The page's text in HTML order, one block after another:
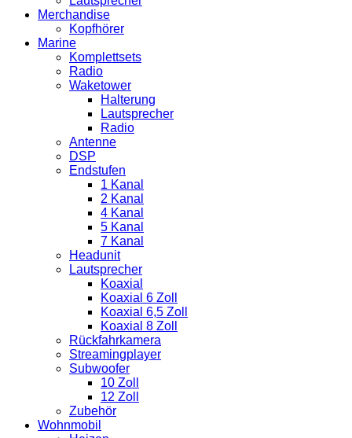
Merchandise
Kopfhörer
Marine
Komplettsets
Radio
Waketower
Halterung
Lautsprecher
Radio
Antenne
DSP
Endstufen
1 Kanal
2 Kanal
4 Kanal
5 Kanal
7 Kanal
Headunit
Lautsprecher
Koaxial
Koaxial 6 Zoll
Koaxial 6,5 Zoll
Koaxial 8 Zoll
Rückfahrkamera
Streamingplayer
Subwoofer
10 Zoll
12 Zoll
Zubehör
Wohnmobil